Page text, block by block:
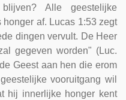
Alle geestelijke
af. Lucas 1:53 zegt
dingen vervult. De Heer
gegeven worden" (Luc.
Geest aan hen die erom
vooruitgang wil
hij innerlijke honger kent